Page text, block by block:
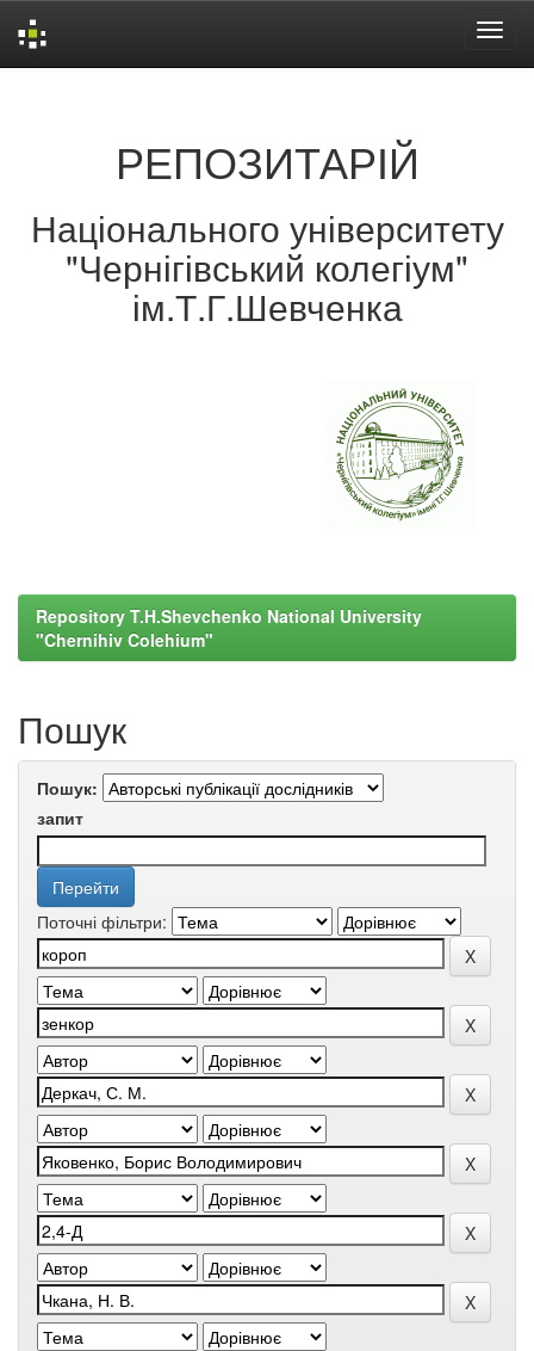
РЕПОЗИТАРІЙ
Національного університету
"Чернігівський колегіум"
ім.Т.Г.Шевченка
Repository T.H.Shevchenko National University
"Chernihiv Colehium"
Пошук
Пошук:
запит
Поточні фільтри: